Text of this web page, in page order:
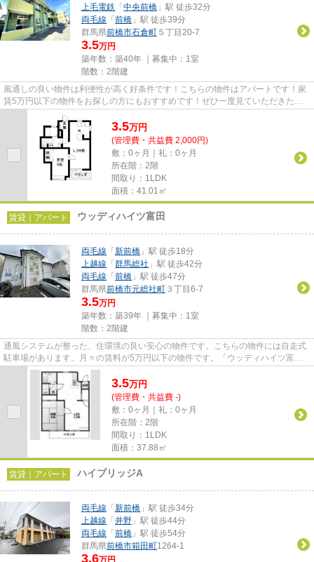
上毛電鉄 「 中央前橋 」駅 徒歩32分
両毛線 「 前橋 」駅 徒歩39分
群馬県前橋市石倉町 ５丁目20-7
3.5万円
築年数：築40年 ｜募集中： 1室
階数：2階建
風通しの良い物件は利便性が高く好条件です！こちらの物件はアパートです！家
賃5万円以下の物件をお探しの方にもおすすめです！ぜひ一度見ていただきた
い、「ファミールマジェスタ東」...
3.5万円
(管理費・共益費 2,000円)
敷：0ヶ月｜礼：0ヶ月
所在階：2階
間取り：1LDK
面積：41.01㎡
賃貸｜アパート ウッディハイツ富田
両毛線 「 新前橋 」駅 徒歩18分
上越線 「 群馬総社 」駅 徒歩42分
両毛線 「 前橋 」駅 徒歩47分
群馬県前橋市元総社町 ３丁目6-7
3.5万円
築年数：築39年 ｜募集中： 1室
階数：2階建
通風システムが整った、住環境の良い安心の物件です。こちらの物件には自走式
駐車場があります。月々の賃料が5万円以下の物件です。「ウッディハイツ富
田」のここがイチオシ。できるだ...
3.5万円
(管理費・共益費 -)
敷：0ヶ月｜礼：0ヶ月
所在階：2階
間取り：1LDK
面積：37.88㎡
賃貸｜アパート ハイブリッジA
両毛線 「 新前橋 」駅 徒歩34分
上越線 「 井野 」駅 徒歩44分
両毛線 「 前橋 」駅 徒歩54分
群馬県前橋市箱田町1264-1
3.6万円